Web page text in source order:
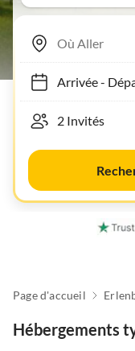
Arrivée-
Page d'accueil
Hébergements